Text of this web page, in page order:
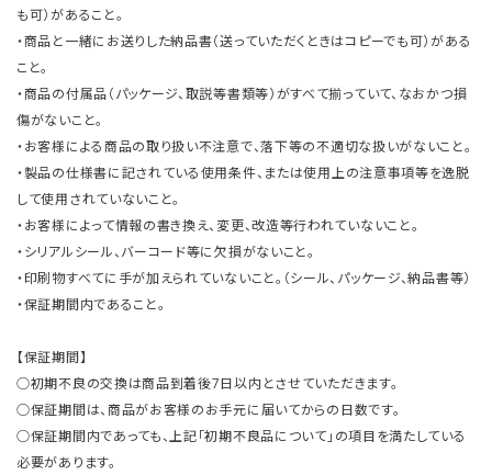
も可）があること。
・商品と一緒にお送りした納品書（送っていただくときはコピーでも可）がある
こと。
・商品の付属品（パッケージ、取説等書類等）がすべて揃っていて、なおかつ損
傷がないこと。
・お客様による商品の取り扱い不注意で、落下等の不適切な扱いがないこと。
・製品の仕様書に記されている使用条件、または使用上の注意事項等を逸脱
して使用されていないこと。
・お客様によって情報の書き換え、変更、改造等行われていないこと。
・シリアルシール、バーコード等に欠損がないこと。
・印刷物すべてに手が加えられていないこと。（シール、パッケージ、納品書等）
・保証期間内であること。
【保証期間】
○初期不良の交換は商品到着後7日以内とさせていただきます。
○保証期間は、商品がお客様のお手元に届いてからの日数です。
○保証期間内であっても、上記「初期不良品について」の項目を満たしている
必要があります。